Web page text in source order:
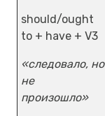
should/ought
to + have + V3
«следовало, но
не
произошло»